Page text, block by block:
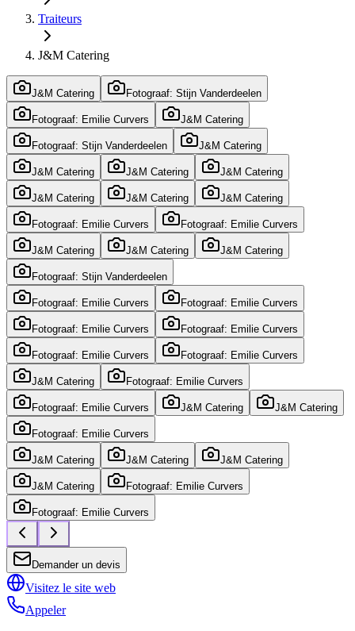
Traiteurs
J&M Catering
J&M Catering Fotograaf: Stijn Vanderdeelen
Fotograaf: Emilie Curvers J&M Catering
Fotograaf: Stijn Vanderdeelen J&M Catering
J&M Catering J&M Catering J&M Catering
J&M Catering J&M Catering J&M Catering
Fotograaf: Emilie Curvers Fotograaf: Emilie Curvers
J&M Catering J&M Catering J&M Catering
Fotograaf: Stijn Vanderdeelen
Fotograaf: Emilie Curvers Fotograaf: Emilie Curvers
Fotograaf: Emilie Curvers Fotograaf: Emilie Curvers
Fotograaf: Emilie Curvers Fotograaf: Emilie Curvers
J&M Catering Fotograaf: Emilie Curvers
Fotograaf: Emilie Curvers J&M Catering J&M Catering
Fotograaf: Emilie Curvers
J&M Catering J&M Catering J&M Catering
J&M Catering Fotograaf: Emilie Curvers
Fotograaf: Emilie Curvers
Demander un devis
Visitez le site web
Appeler